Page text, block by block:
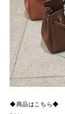
◆商品はこちら◆